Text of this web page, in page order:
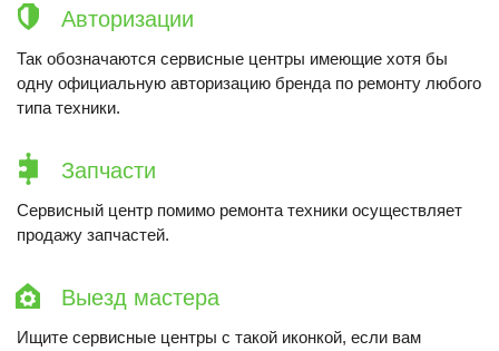
Авторизации
Так обозначаются сервисные центры имеющие хотя бы
одну официальную авторизацию бренда по ремонту любого
типа техники.
Запчасти
Сервисный центр помимо ремонта техники осуществляет
продажу запчастей.
Выезд мастера
Ищите сервисные центры с такой иконкой, если вам